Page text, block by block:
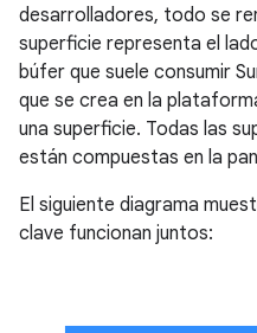
desarrolladores, todo se
superficie representa el
búfer que suele consumir
que se crea en la
una superficie. Todas las
están compuestas en la
El siguiente diagrama
clave funcionan juntos: